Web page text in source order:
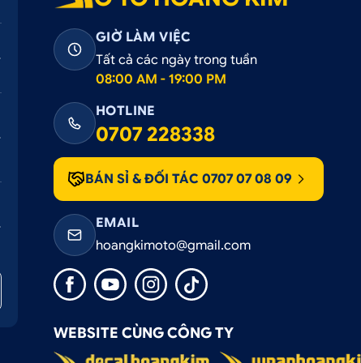
bằng chất titan cao cấp
titan
buộc phải bước lên thành bước chân, điều này sẽ khiến bộ
ngày sẽ gây mất thẩm mỹ. Lắp
nẹp bước chân ngoài
một cách triệt để.
có cấu tạo mịn, không có các gân nổi nên khi trời mưa
này sẽ rất nguy hiểm. Nẹp bước chân có các viền gân
Elantra 2023 titan
được thiết kế mẫu mới nhất. Có logo
GIỜ LÀM VIỆC
Tất cả các ngày trong tuần
08:00 AM - 19:00 PM
HOTLINE
0707 228338
BÁN SỈ & ĐỐI TÁC 0707 07 08 09
EMAIL
hoangkimoto@gmail.com
WEBSITE CÙNG CÔNG TY